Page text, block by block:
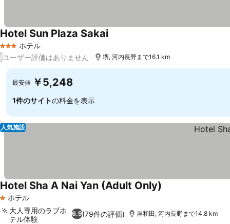
3 ホテルのランク
ホテル
Hotel Sun Plaza Sakai料金を表示
/ユーザー評価はありません 堺, 河内長野まで16.1 km
最安値 ￥5,248
1件のサイトの料金を表示
人気施設
1 ホテルのランク
ホテル
Hotel Sha A Nai Yan (Adult Only)
6.9(79件の評価)
大人専用のラブホ
テル体験
岸和田, 河内長野まで14.8 km